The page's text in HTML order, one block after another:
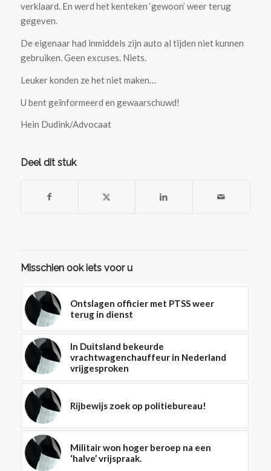
verklaard. En werd het kenteken ‘gewoon’ weer terug
gegeven.
De eigenaar had inmiddels zijn auto al tijden niet kunnen
gebruiken. Geen excuses. Niets.
Leuker konden ze het niet maken…
U bent geïnformeerd en gewaarschuwd!
Hein Dudink/Advocaat
Deel dit stuk
Misschien ook iets voor u
Ontslagen officier met PTSS weer
terug in dienst
In Duitsland bekeurde
vrachtwagenchauffeur in Nederland
vrijgesproken
Rijbewijs zoek op politiebureau!
Militair won hoger beroep na een
‘halve’ vrijspraak.